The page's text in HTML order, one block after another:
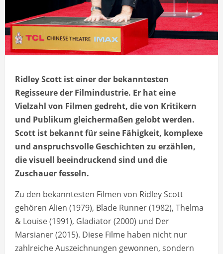
Ridley Scott ist einer der bekanntesten
Regisseure der Filmindustrie. Er hat eine
Vielzahl von Filmen gedreht, die von Kritikern
und Publikum gleichermaßen gelobt werden.
Scott ist bekannt für seine Fähigkeit, komplexe
und anspruchsvolle Geschichten zu erzählen,
die visuell beeindruckend sind und die
Zuschauer fesseln.
Zu den bekanntesten Filmen von Ridley Scott
gehören Alien (1979), Blade Runner (1982), Thelma
& Louise (1991), Gladiator (2000) und Der
Marsianer (2015). Diese Filme haben nicht nur
zahlreiche Auszeichnungen gewonnen, sondern